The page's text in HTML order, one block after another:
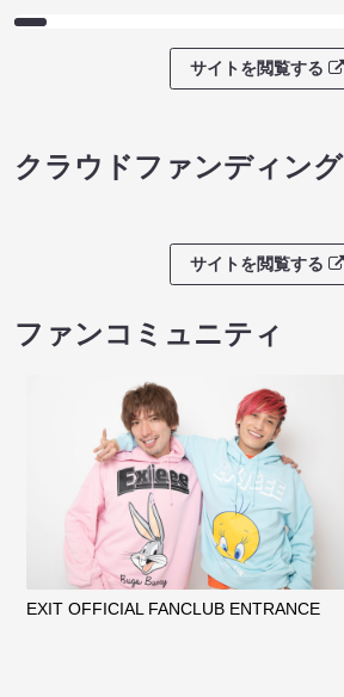
サイトを閲覧する
クラウドファンディング
サイトを閲覧する
ファンコミュニティ
EXIT OFFICIAL FANCLUB ENTRANCE